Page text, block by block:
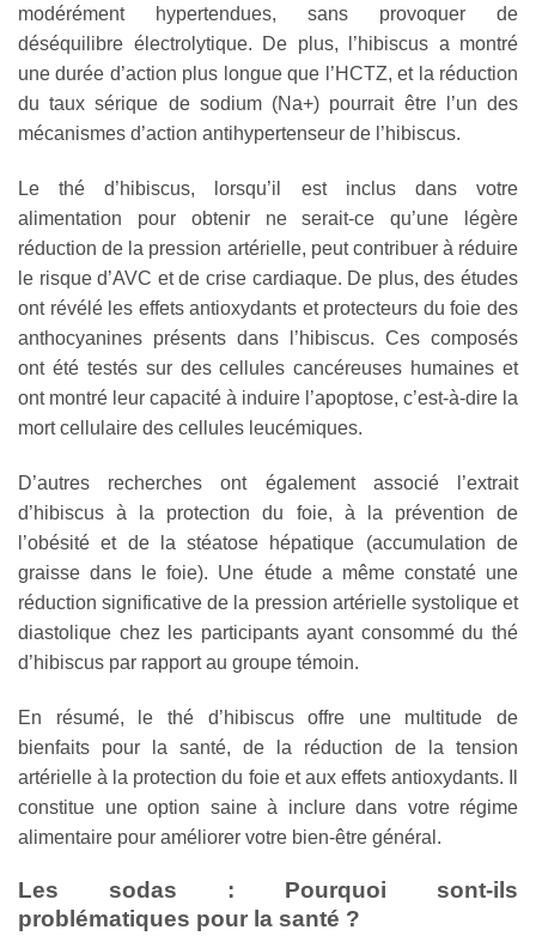
modérément hypertendues, sans provoquer de
déséquilibre électrolytique. De plus, l’hibiscus a montré
une durée d’action plus longue que l’HCTZ, et la réduction
du taux sérique de sodium (Na+) pourrait être l’un des
mécanismes d’action antihypertenseur de l’hibiscus.
Le thé d’hibiscus, lorsqu’il est inclus dans votre
alimentation pour obtenir ne serait-ce qu’une légère
réduction de la pression artérielle, peut contribuer à réduire
le risque d’AVC et de crise cardiaque. De plus, des études
ont révélé les effets antioxydants et protecteurs du foie des
anthocyanines présents dans l’hibiscus. Ces composés
ont été testés sur des cellules cancéreuses humaines et
ont montré leur capacité à induire l’apoptose, c’est-à-dire la
mort cellulaire des cellules leucémiques.
D’autres recherches ont également associé l’extrait
d’hibiscus à la protection du foie, à la prévention de
l’obésité et de la stéatose hépatique (accumulation de
graisse dans le foie). Une étude a même constaté une
réduction significative de la pression artérielle systolique et
diastolique chez les participants ayant consommé du thé
d’hibiscus par rapport au groupe témoin.
En résumé, le thé d’hibiscus offre une multitude de
bienfaits pour la santé, de la réduction de la tension
artérielle à la protection du foie et aux effets antioxydants. Il
constitue une option saine à inclure dans votre régime
alimentaire pour améliorer votre bien-être général.
Les sodas : Pourquoi sont-ils
problématiques pour la santé ?